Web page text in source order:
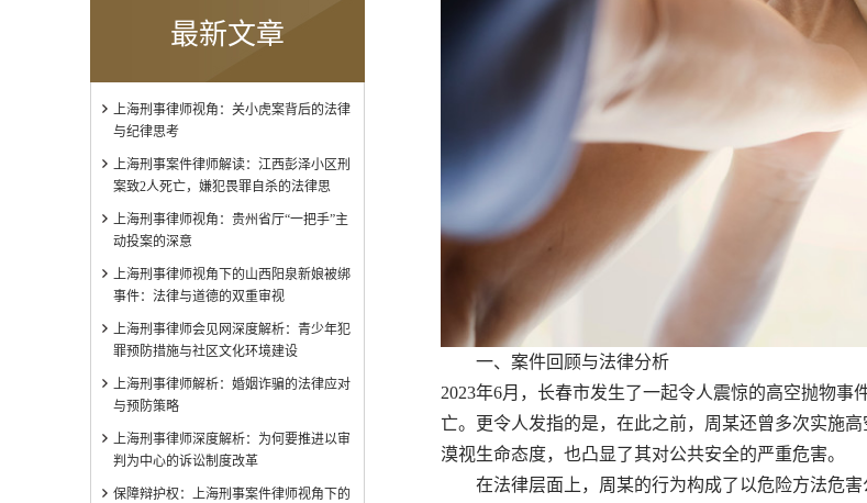
最新文章
上海刑事律师视角：关小虎案背后的法律
与纪律思考
上海刑事案件律师解读：江西彭泽小区刑
案致2人死亡，嫌犯畏罪自杀的法律思
上海刑事律师视角：贵州省厅“一把手”主
动投案的深意
上海刑事律师视角下的山西阳泉新娘被绑
事件：法律与道德的双重审视
上海刑事律师会见网深度解析：青少年犯
罪预防措施与社区文化环境建设
上海刑事律师解析：婚姻诈骗的法律应对
与预防策略
上海刑事律师深度解析：为何要推进以审
判为中心的诉讼制度改革
保障辩护权：上海刑事案件律师视角下的
一、案件回顾与法律分析
2023年6月，长春市发生了一起令人震惊的高空抛物
亡。更令人发指的是，在此之前，周某还曾多次实施
漠视生命态度，也凸显了其对公共安全的严重危害。
在法律层面上，周某的行为构成了以危险方法危害